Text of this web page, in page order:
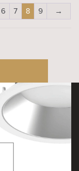
6 7 8 9 →